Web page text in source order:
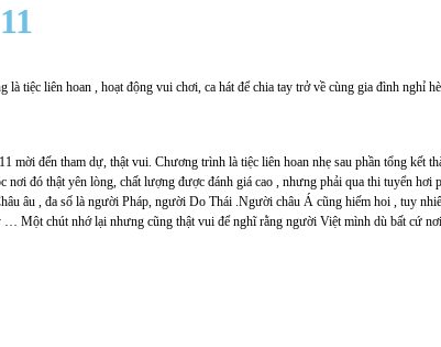
tiệc liên hoan , hoạt động vui chơi, ca hát để chia tay trở về cùng gia đình nghỉ
đến tham dự, thật vui. Chương trình là tiệc liên hoan nhẹ sau phần tổng kết
đó thật yên lòng, chất lượng được đánh giá cao , nhưng phải qua thi tuyển
âu , đa số là người Pháp, người Do Thái .Người châu Á cũng hiếm hoi , tuy
Một chút nhớ lại nhưng cũng thật vui để nghĩ rằng người Việt mình dù bất cứ